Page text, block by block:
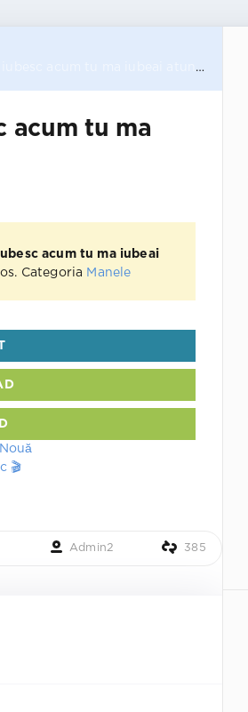
acum tu ma
acum tu ma iubeai
Categoria Manele
🎬
Admin2 385